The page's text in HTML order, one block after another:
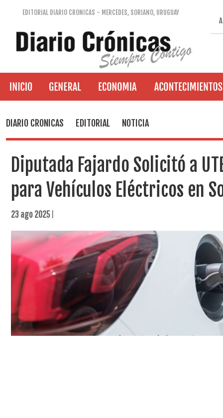
EDITORIAL DIARIO CRONICAS - MERCEDES, SORIANO, URUGUAY
DIARIO CRONICAS EDITORIAL NOTICIA
Diputada Fajardo Solicitó a
para Vehículos Eléctricos en
23 ago 2025|